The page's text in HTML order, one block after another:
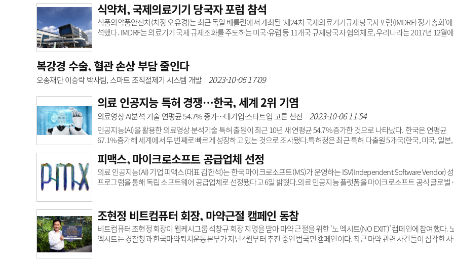
시 반년 만에 안정적인 매출 성장을 이루며 의미 있는 성과를 거두고 있는 상황.임석훈 사업본부장은 “하티브는 어렵게만 느껴
는 인공지능 기술을 개인이 가장 가까이에서 경험할 수 있는 의료 서비스로 만들기 위해 탄생한 브랜드”라고 말했다.하티브
노가 지난 1월 출시한 만성질환 ..
식약처, 국제의료기기 당국자 포럼 참석
식품의약품안전처(처장 오유경)는 최근 독일 베를린에서 개최된 ‘제24차 국제의료기기규제당국자포럼(IMDRF) 정기총회’
석했다. IMDRF는 의료기기 국제 규제조화를 주도하는 미국·유럽 등 11개국 규제당국자 협의체로, 우리나라는 2017년 12월에
MDSAP 참관국 전환을 위한 협조와 지지를 요청했다.또 우리나라가 강점을 보이고 있는 인공지능 분야 가이드라인 공동 개발
을 위한 국가 간 협력 강화 등을 위해 노력했다.식약처는 향후 ▲..
복강경 수술, 혈관 손상 부담 줄인다
오송재단 이승락 박사팀, 스마트 조직절제기 시스템 개발 2023-10-06 17:09
의료 인공지능 특허 경쟁…한국, 세계 2위 기염
의료영상 AI분석 기술 연평균 54.7% 증가…대기업·스타트업 고른 선전 2023-10-06 11:54
인공지능(AI)을 활용한 의료영상 분석기술 특허 출원이 최근 10년 새 연평균 54.7% 증가한 것으로 나타났다. 한국은 연평균
67.1% 증가해 세계에서 두 번째로 빠르게 성장하고 있는 것으로 조사됐다.특허청은 최근 특허 다출원 5개국(한국, 미국, 일본
기공명영상(MRI) 등을 분석해 질병 유무를 판단하는 기술 관련 세계 특허 출원 건수는 2011년 58건에서 2020년 2946건으로 늘
었다.최근 10년 간(2011~2020) 연평균 증가율은 54.7%, 최근 5년(2016~2020년)간 연평균 증가율은 70.9%다.특히 출원인
별로 ..
피맥스, 마이크로소프트 공급업체 선정
의료 인공지능(AI) 기업 피맥스(대표 김한석)는 한국 마이크로소프트(MS)가 운영하는 ISV(Independent Software Vendor)
프로그램을 통해 독립 소프트웨어 공급업체로 선정됐다고 6일 밝혔다.의료 인공지능 플랫폼을 마이크로소프트 공식 글로벌
켓플레이스에 B2B 제품 등록과 전문 컨설팅 기회를 제공받는다. 또 피맥스는 자체 보유하고 있는 인공지능 기술을 B2B 제품으
로 마켓플레이스에 등록하고, 제품에 수요가 있는 글로벌 기업을 상대로 제품 ..
조현정 비트컴퓨터 회장, 마약근절 캠페인 동참
비트컴퓨터 조현정 회장이 웹케시그룹 석창규 회장 지명을 받아 마약 근절을 위한 ‘노 엑시트(NO EXIT)’ 캠페인에 참여했다.
엑시트는 경찰청과 한국마약퇴치운동본부가 지난 4월부터 추진 중인 범국민 캠페인이다. 최근 마약 관련 사건들이 심각한